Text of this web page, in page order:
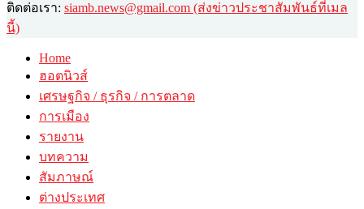
ติดต่อเรา: siamb.news@gmail.com (ส่งข่าวประชาสัมพันธ์ที่เมล
นี้)
Home
ฮอตนิวส์
เศรษฐกิจ / ธุรกิจ / การตลาด
การเมือง
รายงาน
บทความ
สัมภาษณ์
ต่างประเทศ